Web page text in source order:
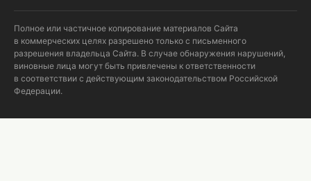
Полное или частичное копирование материалов Сайта
в коммерческих целях разрешено только с письменного
разрешения владельца Сайта. В случае обнаружения нарушений,
виновные лица могут быть привлечены к ответственности
в соответствии с действующим законодательством Российской
Федерации.